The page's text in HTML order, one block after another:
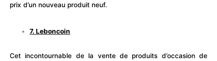
prix d’un nouveau produit neuf.
7.Leboncoin
Cet incontournable de la vente de produits d’occasion de